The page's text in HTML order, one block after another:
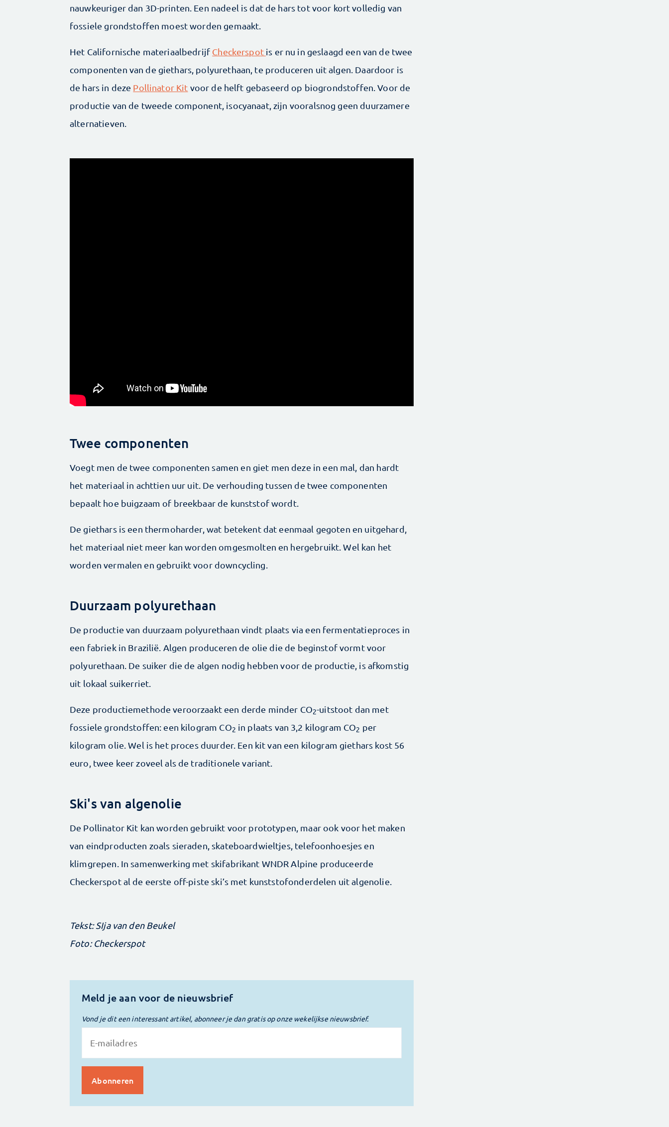
nauwkeuriger dan 3D-printen. Een nadeel is dat de hars tot voor kort volledig van
fossiele grondstoffen moest worden gemaakt.
Het Californische materiaalbedrijf Checkerspot is er nu in geslaagd een van de twee
componenten van de giethars, polyurethaan, te produceren uit algen. Daardoor is
de hars in deze Pollinator Kit voor de helft gebaseerd op biogrondstoffen. Voor de
productie van de tweede component, isocyanaat, zijn vooralsnog geen duurzamere
alternatieven.
Twee componenten
Voegt men de twee componenten samen en giet men deze in een mal, dan hardt
het materiaal in achttien uur uit. De verhouding tussen de twee componenten
bepaalt hoe buigzaam of breekbaar de kunststof wordt.
De giethars is een thermo­harder, wat betekent dat eenmaal gegoten en uitgehard,
het materiaal niet meer kan worden omgesmolten en hergebruikt. Wel kan het
worden vermalen en gebruikt voor downcycling.
Duurzaam polyurethaan
De productie van duurzaam polyurethaan vindt plaats via een fermentatieproces in
een fabriek in Brazilië. Algen produceren de olie die de beginstof vormt voor
polyurethaan. De suiker die de algen nodig hebben voor de productie, is afkomstig
uit lokaal suikerriet.
Deze productiemethode veroorzaakt een derde minder CO2-uitstoot dan met
fossiele grondstoffen: een kilogram CO2 in plaats van 3,2 kilogram CO2 per
kilogram olie. Wel is het proces duurder. Een kit van een kilogram giethars kost 56
euro, twee keer zoveel als de traditionele variant.
Ski's van algenolie
De Pollinator Kit kan worden gebruikt voor prototypen, maar ook voor het maken
van eindproducten zoals sieraden, skateboardwieltjes, telefoonhoesjes en
klimgrepen. In samenwerking met skifabrikant WNDR Alpine produceerde
Checkerspot al de eerste off-piste ski’s met kunststof­onderdelen uit algenolie.
Tekst: SIja van den Beukel
Foto: Checkerspot
Meld je aan voor de nieuwsbrief
Vond je dit een interessant artikel, abonneer je dan gratis op onze wekelijkse nieuwsbrief.